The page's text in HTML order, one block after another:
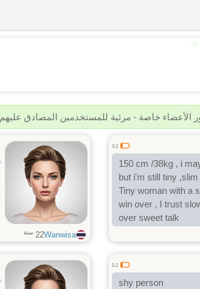
الأعضاء خاصة - مرئية للمستخدمين المصادق
0.2
150 cm /38kg , i
but i'm still tiny
Tiny woman with a soft side but not easy to
win over , I trust
over sweet talk
Wanwisa
22 سنة
0.2
shy person